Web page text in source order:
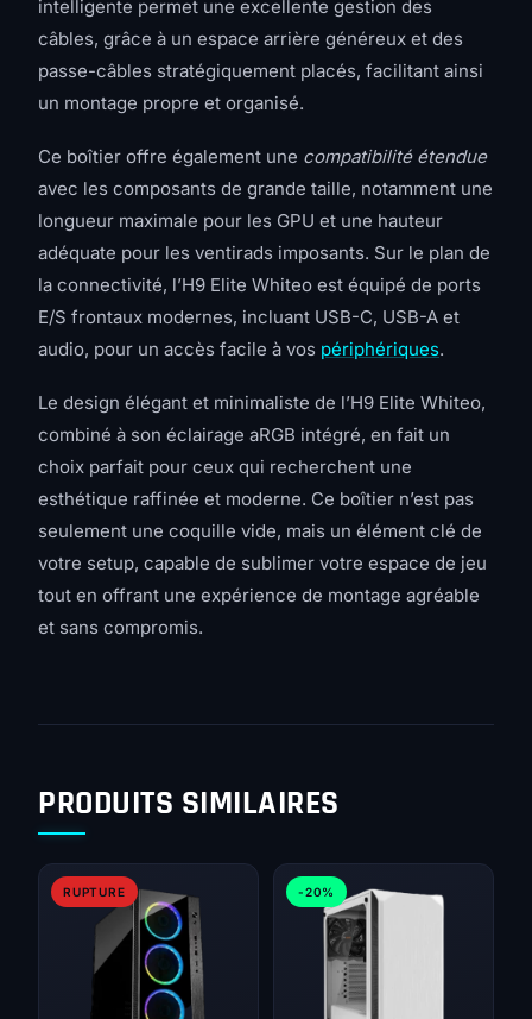
intelligente permet une excellente gestion des
câbles, grâce à un espace arrière généreux et des
passe-câbles stratégiquement placés, facilitant ainsi
un montage propre et organisé.
Ce boîtier offre également une compatibilité étendue
avec les composants de grande taille, notamment une
longueur maximale pour les GPU et une hauteur
adéquate pour les ventirads imposants. Sur le plan de
la connectivité, l’H9 Elite Whiteo est équipé de ports
E/S frontaux modernes, incluant USB-C, USB-A et
audio, pour un accès facile à vos périphériques.
Le design élégant et minimaliste de l’H9 Elite Whiteo,
combiné à son éclairage aRGB intégré, en fait un
choix parfait pour ceux qui recherchent une
esthétique raffinée et moderne. Ce boîtier n’est pas
seulement une coquille vide, mais un élément clé de
votre setup, capable de sublimer votre espace de jeu
tout en offrant une expérience de montage agréable
et sans compromis.
PRODUITS SIMILAIRES
RUPTURE -20%